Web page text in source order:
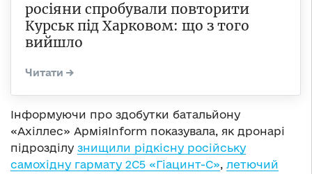
росіяни спробували повторити
Курськ під Харковом: що з того
вийшло
Інформуючи про здобутки батальйону
«Ахіллес» АрміяInform показувала, як дронарі
підрозділу знищили рідкісну російську
самохідну гармату 2С5 «Гіацинт-С», летючий